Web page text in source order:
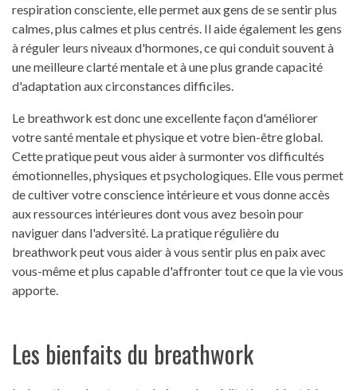
respiration consciente, elle permet aux gens de se sentir plus
calmes, plus calmes et plus centrés. Il aide également les gens
à réguler leurs niveaux d'hormones, ce qui conduit souvent à
une meilleure clarté mentale et à une plus grande capacité
d'adaptation aux circonstances difficiles.
Le breathwork est donc une excellente façon d'améliorer
votre santé mentale et physique et votre bien-être global.
Cette pratique peut vous aider à surmonter vos difficultés
émotionnelles, physiques et psychologiques. Elle vous permet
de cultiver votre conscience intérieure et vous donne accès
aux ressources intérieures dont vous avez besoin pour
naviguer dans l'adversité. La pratique régulière du
breathwork peut vous aider à vous sentir plus en paix avec
vous-même et plus capable d'affronter tout ce que la vie vous
apporte.
Les bienfaits du breathwork